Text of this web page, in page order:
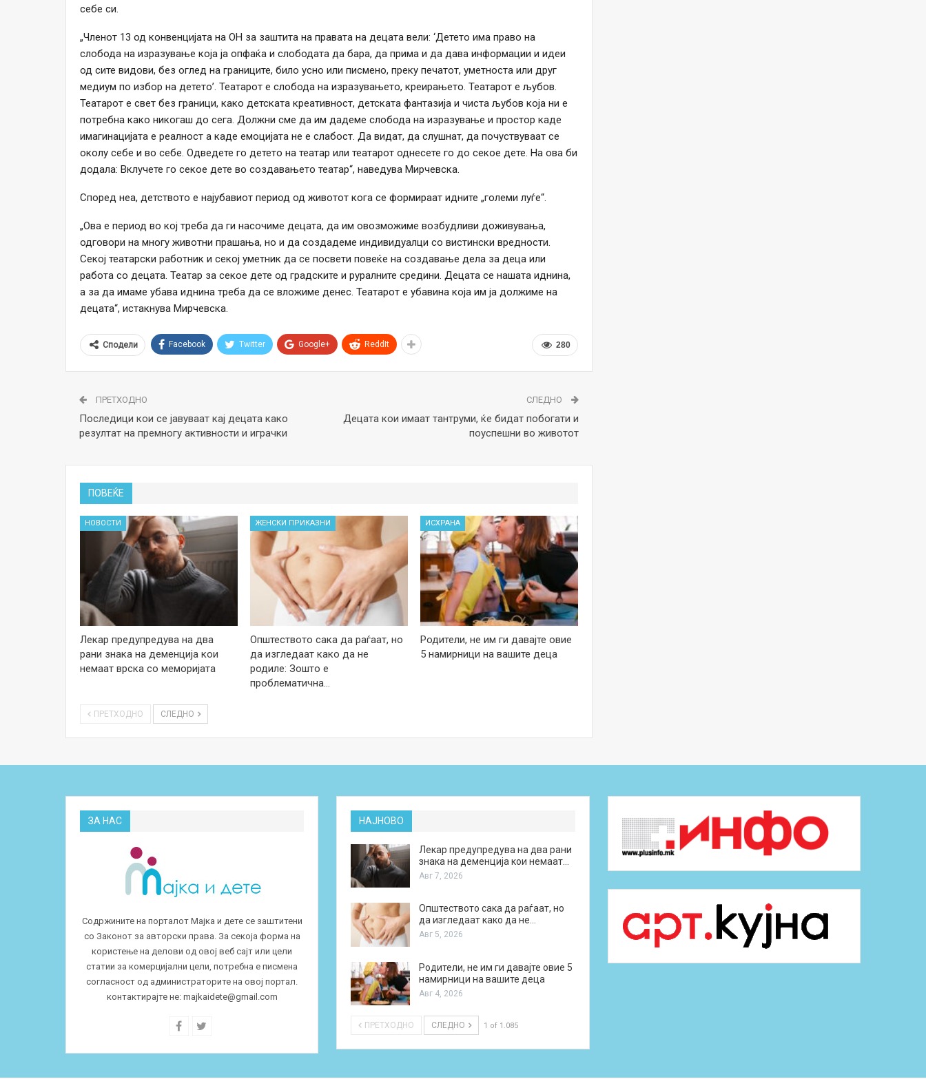
себе си.
„Членот 13 од конвенцијата на ОН за заштита на правата на децата вели: ‘Детето има право на
слобода на изразување која ја опфаќа и слободата да бара, да прима и да дава информации и идеи
од сите видови, без оглед на границите, било усно или писмено, преку печатот, уметноста или друг
медиум по избор на детето’. Театарот е слобода на изразувањето, креирањето. Театарот е љубов.
Театарот е свет без граници, како детската креативност, детската фантазија и чиста љубов која ни е
потребна како никогаш до сега. Должни сме да им дадеме слобода на изразување и простор каде
имагинацијата е реалност а каде емоцијата не е слабост. Да видат, да слушнат, да почуствуваат се
околу себе и во себе. Одведете го детето на театар или театарот однесете го до секое дете. На ова би
додала: Вклучете го секое дете во создавањето театар“, наведува Мирчевска.
Според неа, детството е најубавиот период од животот кога се формираат идните „големи луѓе“.
„Ова е период во кој треба да ги насочиме децата, да им овозможиме возбудливи доживувања,
одговори на многу животни прашања, но и да создадеме индивидуалци со вистински вредности.
Секој театарски работник и секој уметник да се посвети повеќе на создавање дела за деца или
работа со децата. Театар за секое дете од градските и руралните средини. Децата се нашата иднина,
а за да имаме убава иднина треба да се вложиме денес. Театарот е убавина која им ја должиме на
децата“, истакнува Мирчевска.
280
Сподели Facebook Twitter Google+ ReddIt
ПРЕТХОДНО
Последици кои се јавуваат кај децата како
резултат на премногу активности и играчки
СЛЕДНО
Децата кои имаат тантруми, ќе бидат побогати и
поуспешни во животот
ПОВЕЌЕ
НОВОСТИ
Лекар предупредува на два
рани знака на деменција кои
немаат врска со меморијата
ЖЕНСКИ ПРИКАЗНИ
Општеството сака да раѓаат, но
да изгледаат како да не
родиле: Зошто е
проблематична…
ИСХРАНА
Родители, не им ги давајте овие
5 намирници на вашите деца
ПРЕТХОДНО СЛЕДНО
ЗА НАС
Содржините на порталот Мајка и дете се заштитени
со Законот за авторски права. За секоја форма на
користење на делови од овој веб сајт или цели
статии за комерцијални цели, потребна е писмена
согласност од администраторите на овој портал.
контактирајте не: majkaidete@gmail.com
НАЈНОВО
Лекар предупредува на два рани
знака на деменција кои немаат…
Авг 7, 2026
Општеството сака да раѓаат, но
да изгледаат како да не…
Авг 5, 2026
Родители, не им ги давајте овие 5
намирници на вашите деца
Авг 4, 2026
ПРЕТХОДНО СЛЕДНО 1 of 1.085